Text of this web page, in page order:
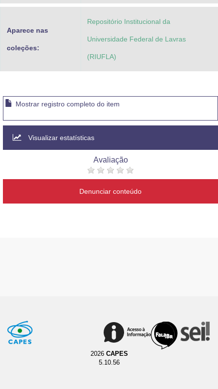
Aparece nas
coleções:
Repositório Institucional da
Universidade Federal de Lavras
(RIUFLA)
Mostrar registro completo do item
Visualizar estatísticas
Avaliação
Denunciar conteúdo
2026 CAPES
5.10.56